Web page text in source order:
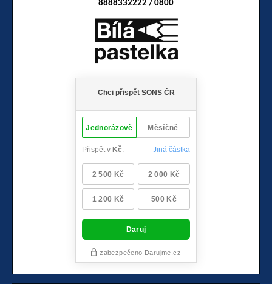
8888332222 / 0800